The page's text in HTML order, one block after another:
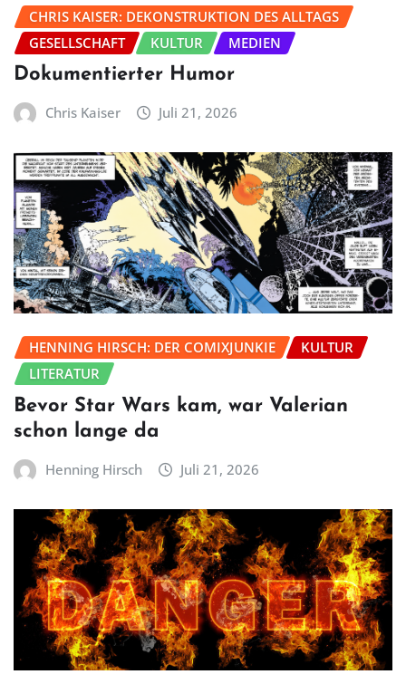
CHRIS KAISER: DEKONSTRUKTION DES ALLTAGS
GESELLSCHAFT
KULTUR MEDIEN
Dokumentierter Humor
Chris Kaiser Juli 21, 2026
HENNING HIRSCH: DER COMIXJUNKIE
KULTUR
LITERATUR
Bevor Star Wars kam, war Valerian
schon lange da
Henning Hirsch Juli 21, 2026